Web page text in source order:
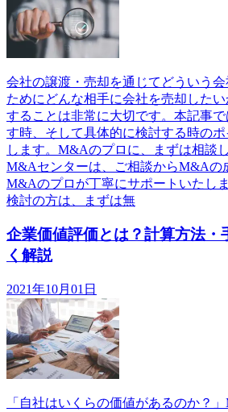
会社の譲渡・売却を通じてどういう
ためにどんな相手に会社を売却した
することは非常に大切です。本記事
す時、そして具体的に検討する時の
します。M&Aのプロに、まずは相談
M&Aセンターは、ご相談からM&Aの
M&Aのプロが丁寧にサポートいたし
検討の方は、まずは無
企業価値評価とは？計算方法・
く解説
2021年10月01日
「自社はいくらの価値があるのか？